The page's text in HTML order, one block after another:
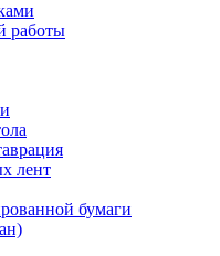
работы
лент
бумаги